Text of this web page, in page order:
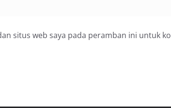
situs web saya pada peramban ini untuk